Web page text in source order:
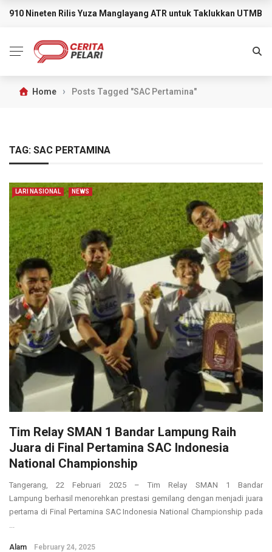
BREAKING NEWS
910 Nineten Rilis Yuza Manglayang ATR untuk Taklukkan UTMB
Home › Posts Tagged "SAC Pertamina"
TAG: SAC PERTAMINA
LARI NASIONAL NEWS
Tim Relay SMAN 1 Bandar Lampung Raih
Juara di Final Pertamina SAC Indonesia
National Championship
Tangerang, 22 Februari 2025 – Tim Relay SMAN 1 Bandar
Lampung berhasil menorehkan prestasi gemilang dengan menjadi juara
pertama di Final Pertamina SAC Indonesia National Championship pada
Alam February 24, 2025